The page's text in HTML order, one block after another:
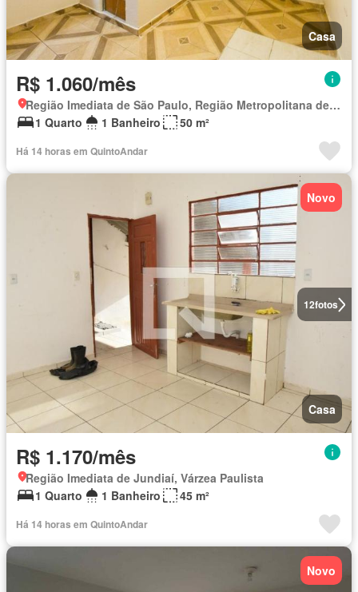
Casa
R$ 1.060/mês
Região Imediata de São Paulo, Região Metropolitana de São Paulo
1 Quarto
1 Banheiro 50 m²
Há 14 horas em QuintoAndar
12fotos
Novo
Casa
R$ 1.170/mês
Região Imediata de Jundiaí, Várzea Paulista
1 Quarto
1 Banheiro 45 m²
Há 14 horas em QuintoAndar
Novo